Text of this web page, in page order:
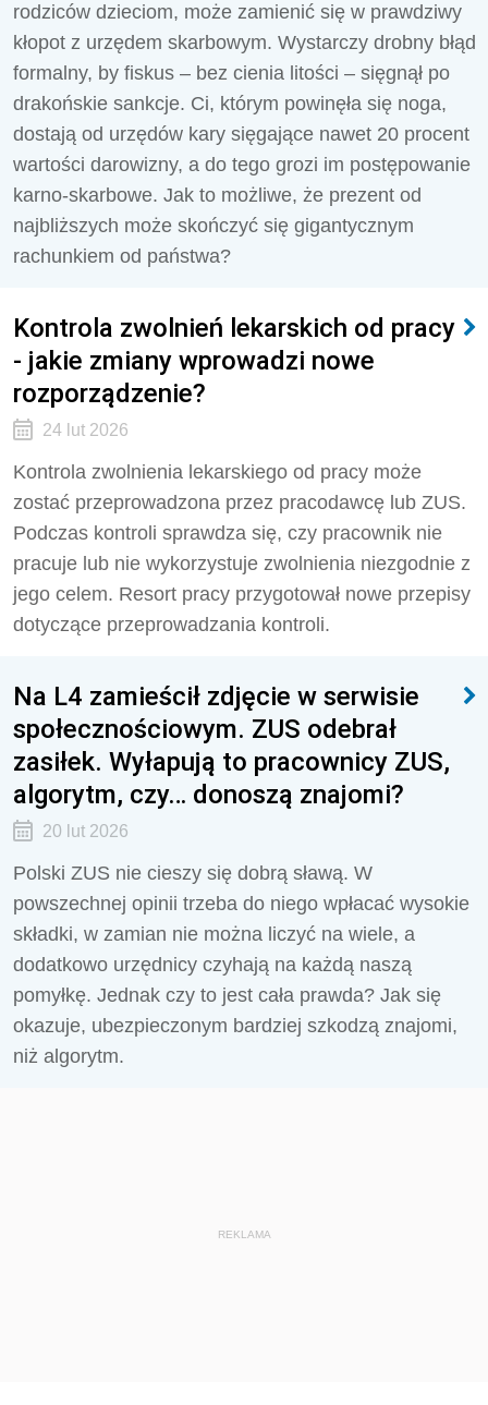
rodziców dzieciom, może zamienić się w prawdziwy
kłopot z urzędem skarbowym. Wystarczy drobny błąd
formalny, by fiskus – bez cienia litości – sięgnął po
drakońskie sankcje. Ci, którym powinęła się noga,
dostają od urzędów kary sięgające nawet 20 procent
wartości darowizny, a do tego grozi im postępowanie
karno-skarbowe. Jak to możliwe, że prezent od
najbliższych może skończyć się gigantycznym
rachunkiem od państwa?
Kontrola zwolnień lekarskich od pracy
- jakie zmiany wprowadzi nowe
rozporządzenie?
24 lut 2026
Kontrola zwolnienia lekarskiego od pracy może
zostać przeprowadzona przez pracodawcę lub ZUS.
Podczas kontroli sprawdza się, czy pracownik nie
pracuje lub nie wykorzystuje zwolnienia niezgodnie z
jego celem. Resort pracy przygotował nowe przepisy
dotyczące przeprowadzania kontroli.
Na L4 zamieścił zdjęcie w serwisie
społecznościowym. ZUS odebrał
zasiłek. Wyłapują to pracownicy ZUS,
algorytm, czy… donoszą znajomi?
20 lut 2026
Polski ZUS nie cieszy się dobrą sławą. W
powszechnej opinii trzeba do niego wpłacać wysokie
składki, w zamian nie można liczyć na wiele, a
dodatkowo urzędnicy czyhają na każdą naszą
pomyłkę. Jednak czy to jest cała prawda? Jak się
okazuje, ubezpieczonym bardziej szkodzą znajomi,
niż algorytm.
REKLAMA